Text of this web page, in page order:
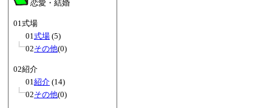
恋愛・結婚
01式場
01 式場 (5)
02その他(0)
02紹介
01 紹介 (14)
02その他(0)